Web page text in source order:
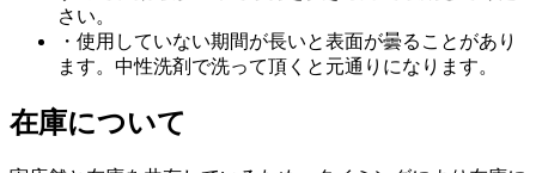
さい。
・使用していない期間が長いと表面が曇ることがあり
ます。中性洗剤で洗って頂くと元通りになります。
在庫について